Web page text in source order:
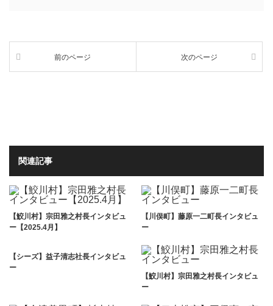
前のページ 次のページ
関連記事
【鮫川村】宗田雅之村長インタビュ
ー【2025.4月】
【川俣町】藤原一二町長インタビュ
ー
【シーズ】益子清志社長インタビュ
ー
【鮫川村】宗田雅之村長インタビュ
ー